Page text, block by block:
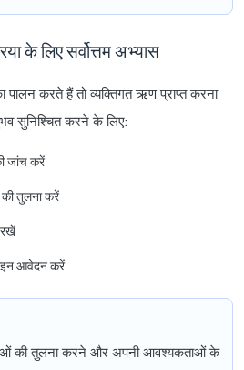
के लिए सर्वोत्तम अभ्यास
करते हैं तो व्यक्तिगत ऋण प्राप्त करना
सुनिश्चित करने के लिए:
जांच करें
की तुलना करें
आवेदन करें
की तुलना करने और अपनी आवश्यकताओं के